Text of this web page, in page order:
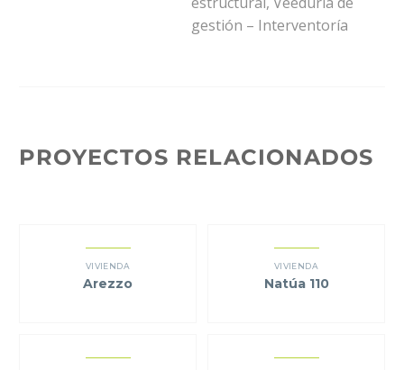
gestión – Interventoría
PROYECTOS RELACIONADOS
VIVIENDA
Arezzo
VIVIENDA
Natúa 110